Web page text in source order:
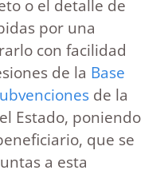
o el detalle de
por una
con facilidad
de la Base
de la
Estado, poniendo
que se
a esta